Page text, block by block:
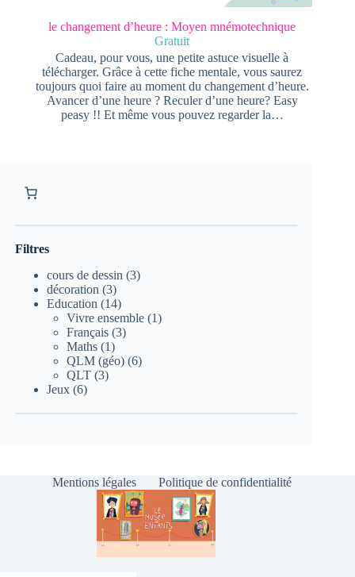
le changement d’heure : Moyen mnémotechnique
Gratuit
Cadeau, pour vous, une petite astuce visuelle à
télécharger. Grâce à cette fiche mentale, vous saurez
toujours quoi faire au moment du changement d’heure.
Avancer d’une heure ? Reculer d’une heure? Easy
peasy !! Et même vous pouvez regarder la…
Filtres
cours de dessin 33
décoration 33
produits
Education 1414
produits
Vivre ensemble 11
Français 33
Maths 11
produit
QLM (géo) 66
QLT 33
Jeux 66
Mentions légales Politique de confidentialité